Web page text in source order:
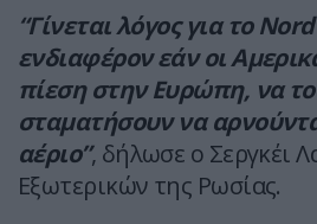
“Γίνεται λόγος για το
ενδιαφέρον εάν οι
πίεση στην Ευρώπη, να
σταματήσουν να
αέριο”, δήλωσε ο Σεργκέι
Εξωτερικών της Ρωσίας.